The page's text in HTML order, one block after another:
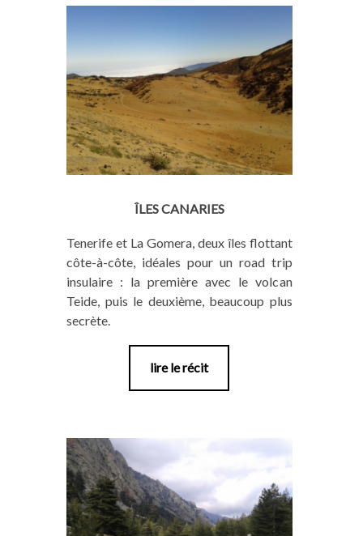
ÎLES CANARIES
Tenerife et La Gomera, deux îles flottant
côte-à-côte, idéales pour un road trip
insulaire : la première avec le volcan
Teide, puis le deuxième, beaucoup plus
secrète.
lire le récit